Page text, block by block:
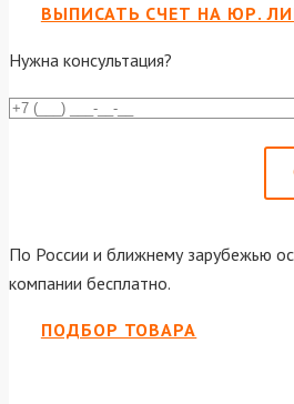
ВЫПИСАТЬ СЧЕТ НА ЮР.
Нужна консультация?
По России и ближнему зарубежью
компании бесплатно.
ПОДБОР ТОВАРА